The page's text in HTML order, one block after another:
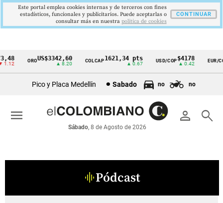
Cintillo
económicos
Colombia
OROUS$3342,60
▲ 8.20
COLCAP1621,34 pts
▲ 0.67
USD/COP$4178
▲ 0.42
EUR/
Pico y Placa Medellín Sabado no no
person search
Sábado, 8 de Agosto de 2026
menu
graphic_eqPódcast
Este portal emplea cookies internas y de terceros con fines
estadísticos, funcionales y publicitarios. Puede aceptarlas o
consultar más en nuestra politica de cookies
CONTINUAR